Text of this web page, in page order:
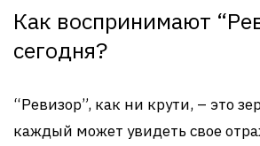
Как воспринимают
сегодня?
“Ревизор”, как ни крути, – это
каждый может увидеть свое